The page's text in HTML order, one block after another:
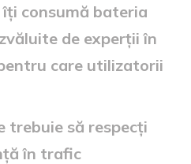
îți consumă bateria
de experții în
care utilizatorii
trebuie să respecți
în trafic